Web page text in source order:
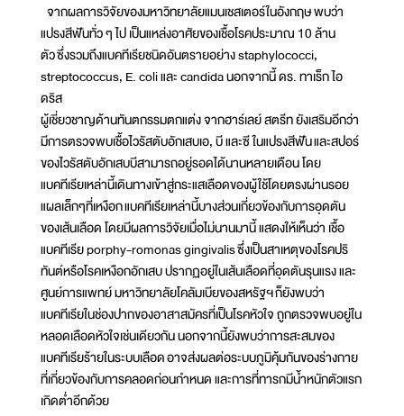
จากผลการวิจัยของมหาวิทยาลัยแมนเชสเตอร์ในอังกฤษ พบว่า
แปรงสีฟันทั่ว ๆ ไป เป็นแหล่งอาศัยของเชื้อโรคประมาณ 10 ล้าน
ตัว ซึ่งรวมถึงแบคทีเรียชนิดอันตรายอย่าง staphylococci,
streptococcus, E. coli และ candida นอกจากนี้ ดร. ทาเร็ก ไอ
ดริส
ผู้เชี่ยวชาญด้านทันตกรรมตกแต่ง จากฮาร์เลย์ สตรีท ยังเสริมอีกว่า
มีการตรวจพบเชื้อไวรัสตับอักเสบเอ, บี และซี ในแปรงสีฟัน และสปอร์
ของไวรัสตับอักเสบบีสามารถอยู่รอดได้นานหลายเดือน โดย
แบคทีเรียเหล่านี้เดินทางเข้าสู่กระแสเลือดของผู้ใช้โดยตรงผ่านรอย
แผลเล็กๆที่เหงือก แบคทีเรียเหล่านี้บางส่วนเกี่ยวข้องกับการอุดตัน
ของเส้นเลือด โดยมีผลการวิจัยเมื่อไม่นานมานี้ แสดงให้เห็นว่า เชื้อ
แบคทีเรีย porphy-romonas gingivalis ซึ่งเป็นสาเหตุของโรคปริ
ทันต์หรือโรคเหงือกอักเสบ ปรากฏอยู่ในเส้นเลือดที่อุดตันรุนแรง และ
ศูนย์การแพทย์ มหาวิทยาลัยโคลัมเบียของสหรัฐฯ ก็ยังพบว่า
แบคทีเรียในช่องปากของอาสาสมัครที่เป็นโรคหัวใจ ถูกตรวจพบอยู่ใน
หลอดเลือดหัวใจเช่นเดียวกัน นอกจากนี้ยังพบว่าการสะสมของ
แบคทีเรียร้ายในระบบเลือด อาจส่งผลต่อระบบภูมิคุ้มกันของร่างกาย
ที่เกี่ยวข้องกับการคลอดก่อนกำหนด และการที่ทารกมีน้ำหนักตัวแรก
เกิดต่ำอีกด้วย